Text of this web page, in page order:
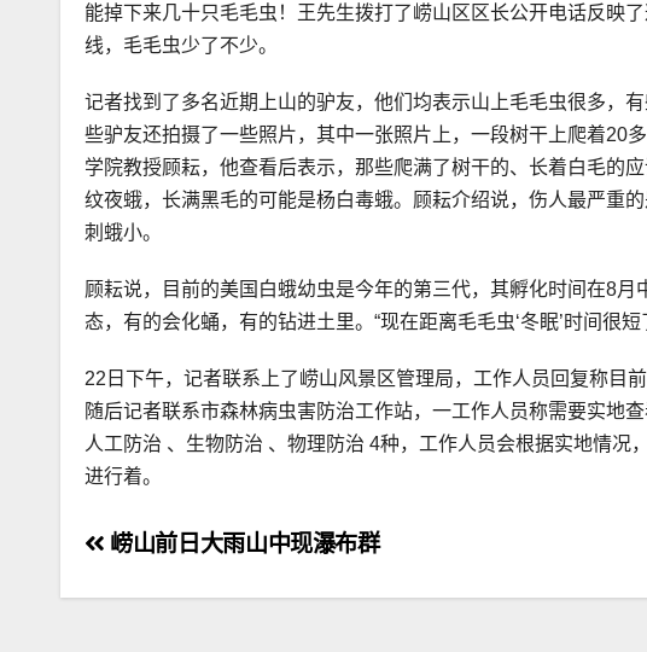
能掉下来几十只毛毛虫！王先生拨打了崂山区区长公开电话反映
线，毛毛虫少了不少。
记者找到了多名近期上山的驴友，他们均表示山上毛毛虫很多，
些驴友还拍摄了一些照片，其中一张照片上，一段树干上爬着20
学院教授顾耘，他查看后表示，那些爬满了树干的、长着白毛的
纹夜蛾，长满黑毛的可能是杨白毒蛾。顾耘介绍说，伤人最严重
刺蛾小。
顾耘说，目前的美国白蛾幼虫是今年的第三代，其孵化时间在8
态，有的会化蛹，有的钻进土里。“现在距离毛毛虫‘冬眠’时间很
22日下午，记者联系上了崂山风景区管理局，工作人员回复称目
随后记者联系市森林病虫害防治工作站，一工作人员称需要实地
人工防治 、生物防治 、物理防治 4种，工作人员会根据实地情
进行着。
文
章
崂山前日大雨山中现瀑布群